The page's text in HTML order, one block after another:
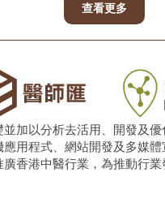
查看更多
並加以分析去活用、開發及
用程式、網站開發及多媒體
香港中醫行業，為推動行業